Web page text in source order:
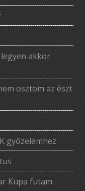
akkor
osztom az észt
győzelemhez
Kupa futam